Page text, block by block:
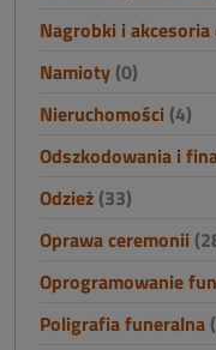
Nagrobki i
Namioty (0)
Nieruchomości (4)
Odszkodowania i
Odzież (33)
Oprawa ceremonii
Oprogramowanie
Poligrafia funeralna